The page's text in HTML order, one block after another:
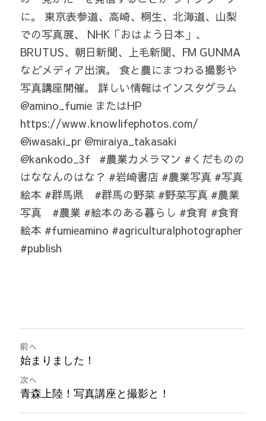
に。 東京表参道、高崎、桐生、北海道、山梨
での写真展、 NHK「おはよう日本」、
BRUTUS、朝日新聞、上毛新聞、FM GUNMA
などメディア出演。 食と農にまつわる撮影や
写真講座開催。 詳しい情報はインスタグラム
@amino_fumie またはHP
https://www.knowlifephotos.com/
@iwasaki_pr @miraiya_takasaki
@kankodo_3f   #農業カメラマン #くだものの
はななんのはな？ #岩崎書店 #農業写真 #写真
絵本 #群馬県　#群馬の野菜 #野菜写真 #農業
写真　#農業 #絵本のある暮らし #食育 #食育
絵本 #fumieamino #agriculturalphotographer
#publish
前へ
始まりました！
次へ
青森上陸！写真講座と撮影と！